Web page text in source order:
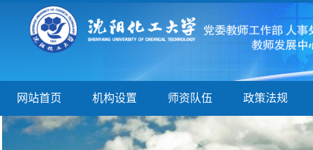
网站首页 机构设置 师资队伍 政策法规